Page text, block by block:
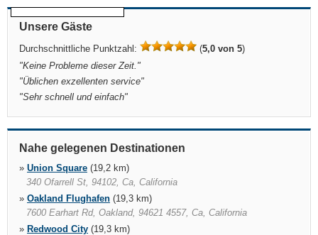
Unsere Gäste
Durchschnittliche Punktzahl: (5,0 von 5)
"Keine Probleme dieser Zeit. "
"Üblichen exzellenten service"
"Sehr schnell und einfach"
Nahe gelegenen Destinationen
» Union Square (19,2 km)
340 Ofarrell St, 94102, Ca, California
» Oakland Flughafen (19,3 km)
7600 Earhart Rd, Oakland, 94621 4557, Ca, California
» Redwood City (19,3 km)